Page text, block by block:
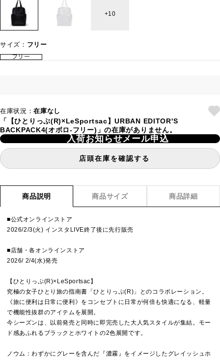
10
サイズ： フリー
フリー
在庫状況：在庫なし
「【ひとりっぷ(R)×LeSportsac】URBAN EDITOR'S
BACKPACK4(オボロ-フリー)」の在庫がありません。
入荷お知らせメール申込
店頭在庫を確認する
商品説明 商品サイズ 商品詳細
■公式オンラインストア
2026/2/3(火) インスタLIVE終了後に先行販売
■店舗・各オンラインストア
2026/ 2/4(水)発売
【ひとりっぷ(R)×LeSportsac】
究極の女子ひとり旅の指南書「ひとりっぷ(R)」とのコラボレーション。
《旅に便利は日常に便利》をコンセプトに日常が何倍も快適になる、軽量
で機能性抜群のアイテムを展開。
今シーズンは、以前発売と同時に即完売した大人気スタイルが集結。モー
ド感あふれるブラックとホワイトの2色展開です。
ノウム：わずかにグレーを含んだ『濃霧』をイメージしたグレイッシュホ